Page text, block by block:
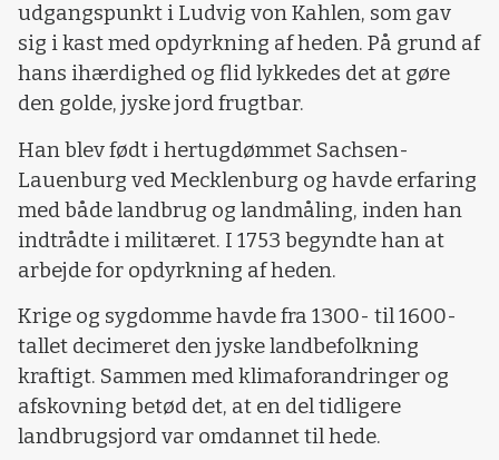
udgangspunkt i Ludvig von Kahlen, som gav
sig i kast med opdyrkning af heden. På grund af
hans ihærdighed og flid lykkedes det at gøre
den golde, jyske jord frugtbar.
Han blev født i hertugdømmet Sachsen-
Lauenburg ved Mecklenburg og havde erfaring
med både landbrug og landmåling, inden han
indtrådte i militæret. I 1753 begyndte han at
arbejde for opdyrkning af heden.
Krige og sygdomme havde fra 1300- til 1600-
tallet decimeret den jyske landbefolkning
kraftigt. Sammen med klimaforandringer og
afskovning betød det, at en del tidligere
landbrugsjord var omdannet til hede.